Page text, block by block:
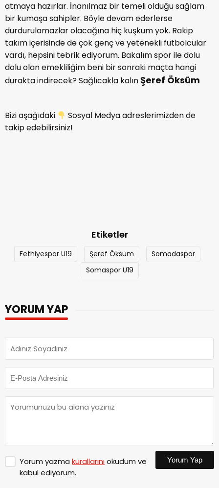
atmaya hazırlar. İnanılmaz bir temeli olduğu sağlam
bir kumaşa sahipler. Böyle devam ederlerse
durdurulamazlar olacağına hiç kuşkum yok. Rakip
takım içerisinde de çok genç ve yetenekli futbolcular
vardı, hepsini tebrik ediyorum. Bakalım spor ile dolu
dolu olan emekliliğim beni bir sonraki maçta hangi
durakta indirecek? Sağlıcakla kalınŞeref Öksüm
Bizi aşağıdaki
Sosyal Medya adreslerimizden de
takip edebilirsiniz!
Etiketler
Fethiyespor U19 Şeref Öksüm
Somadaspor
Somaspor U19
YORUM YAP
Yorum yazma kurallarınıokudum ve
kabul ediyorum.
Yorum Yap